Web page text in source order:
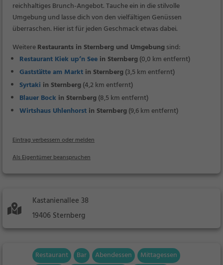
reichhaltiges Brunch-Angebot. Tauche ein in die stilvolle
Umgebung und lasse dich von den vielfältigen Genüssen
überraschen. Hier ist für jeden Geschmack etwas dabei.
WeitereRestaurants in Sternberg und Umgebungsind:
Restaurant Kiek up’n See in Sternberg(0,0 km entfernt)
Gaststätte am Markt in Sternberg(3,5 km entfernt)
Syrtaki in Sternberg(4,2 km entfernt)
Blauer Bock in Sternberg(8,5 km entfernt)
Wirtshaus Uhlenhorst in Sternberg(9,6 km entfernt)
Eintrag verbessern oder melden
Als Eigentümer beanspruchen
Kastanienallee 38
19406 Sternberg
Restaurant Bar Abendessen
Mittagessen